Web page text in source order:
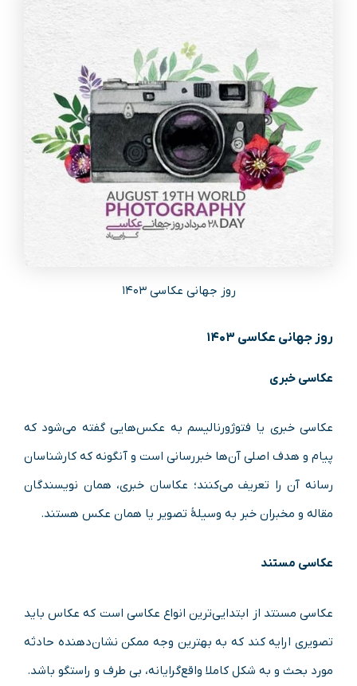
روز جهانی عکاسی ۱۴۰۳
روز جهانی عکاسی ۱۴۰۳
عکاسی خبری
عکاسی خبری یا فتوژورنالیسم به عکس‌هایی گفته می‌شود که
پیام و هدف اصلی آن‌ها خبررسانی است و آنگونه که کارشناسان
رسانه آن را تعریف می‌کنند؛ عکاسان خبری، همان نویسندگان
مقاله و مخبران خبر به وسیلهٔ تصویر یا همان عکس هستند.
عکاسی مستند
عکاسی مسنتد از ابتدایی‌ترین انواع عکاسی است که عکاس باید
تصویری ارایه کند که به بهترین وجه ممکن نشان‌دهنده‌ حادثه
مورد بحث و به شکل کاملا واقع‌گرایانه، بی طرف و راستگو باشد.